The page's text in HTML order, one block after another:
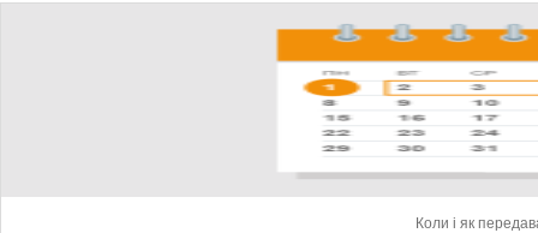
Коли і як